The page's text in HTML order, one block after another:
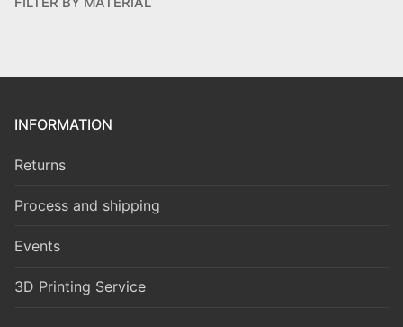
INFORMATION
Returns
Process and shipping
Events
3D Printing Service